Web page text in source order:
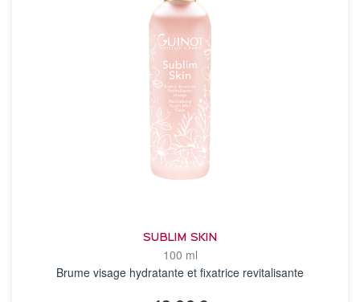
SUBLIM SKIN
100 ml
Brume visage hydratante et fixatrice revitalisante